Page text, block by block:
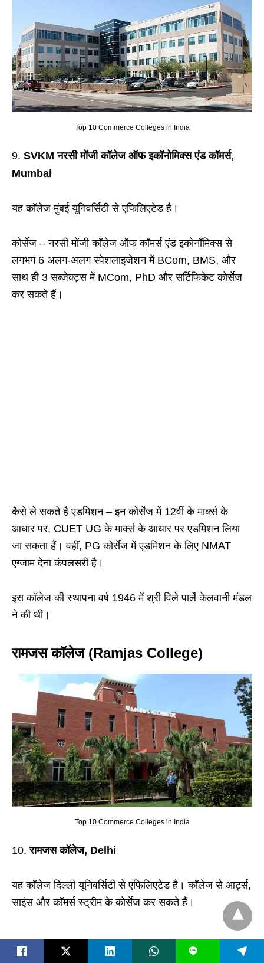
Top 10 Commerce Colleges in India
SVKM नरसी मोंजी कॉलेज ऑफ इकॉनोमिक्स एंड कॉमर्स,
Mumbai
यह कॉलेज मुंबई यूनिवर्सिटी से एफिलिएटेड है।
कोर्सेज – नरसी मोंजी कॉलेज ऑफ कॉमर्स एंड इकोनॉमिक्स से
लगभग 6 अलग-अलग स्पेशलाइजेशन में BCom, BMS, और
साथ ही 3 सब्जेक्ट्स में MCom, PhD और सर्टिफिकेट कोर्सेज
कर सकते हैं।
कैसे ले सकते है एडमिशन – इन कोर्सेज में 12वीं के मार्क्स के
आधार पर, CUET UG के मार्क्स के आधार पर एडमिशन लिया
जा सकता हैं। वहीं, PG कोर्सेज में एडमिशन के लिए NMAT
एग्जाम देना कंपलसरी है।
इस कॉलेज की स्थापना वर्ष 1946 में श्री विले पार्ले केलवानी मंडल
ने की थी।
रामजस कॉलेज (Ramjas College)
Top 10 Commerce Colleges in India
रामजस कॉलेज, Delhi
यह कॉलेज दिल्ली यूनिवर्सिटी से एफिलिएटेड है। कॉलेज से आर्ट्स,
साइंस और कॉमर्स स्ट्रीम के कोर्सेज कर सकते हैं।
L